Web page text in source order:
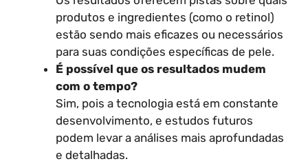
produtos e ingredientes (como o retinol)
estão sendo mais eficazes ou necessários
para suas condições específicas de pele.
É possível que os resultados mudem
com o tempo?
Sim, pois a tecnologia está em constante
desenvolvimento, e estudos futuros
podem levar a análises mais aprofundadas
e detalhadas.